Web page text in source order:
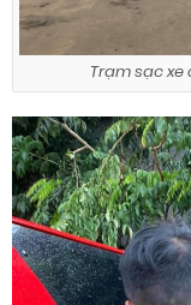
Trạm sạc